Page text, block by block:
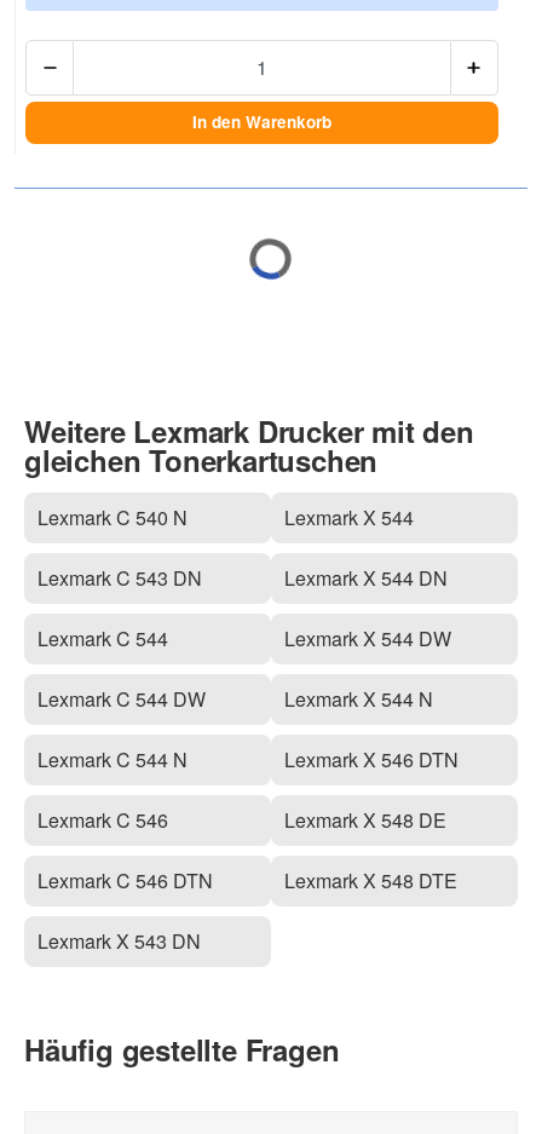
In den Warenkorb
Weitere Lexmark Drucker mit den
gleichen Tonerkartuschen
Lexmark C 540 N
Lexmark C 543 DN
Lexmark C 544
Lexmark C 544 DW
Lexmark C 544 N
Lexmark C 546
Lexmark C 546 DTN
Lexmark X 543 DN
Lexmark X 544
Lexmark X 544 DN
Lexmark X 544 DW
Lexmark X 544 N
Lexmark X 546 DTN
Lexmark X 548 DE
Lexmark X 548 DTE
Häufig gestellte Fragen